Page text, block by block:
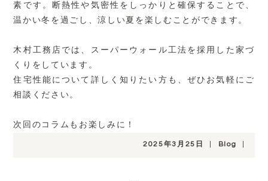
素です。断熱性や気密性をしっかりと確保することで、
温かい冬を過ごし、涼しい夏を楽しむことができます。
木村工務店では、スーパーウォール工法を採用した家づ
くりをしています。
住宅性能について詳しく知りたい方も、ぜひお気軽にご
相談ください。
次回のコラムもお楽しみに！
2025年3月25日 Blog